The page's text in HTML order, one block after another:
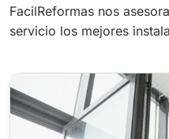
FacilReformas nos
servicio los mejores